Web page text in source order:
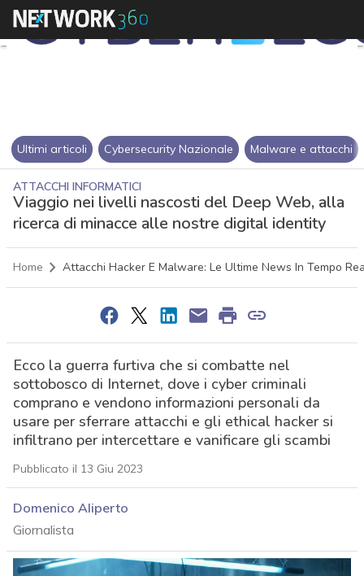
Ultimi articoli Cybersecurity Nazionale Malware e attacchi
ATTACCHI INFORMATICI
Viaggio nei livelli nascosti del Deep Web, alla
ricerca di minacce alle nostre digital identity
Home Attacchi Hacker E Malware: Le Ultime News In Tempo
Ecco la guerra furtiva che si combatte nel
sottobosco di Internet, dove i cyber criminali
comprano e vendono informazioni personali da
usare per sferrare attacchi e gli ethical hacker si
infiltrano per intercettare e vanificare gli scambi
Pubblicato il 13 Giu 2023
Domenico Aliperto
Giornalista